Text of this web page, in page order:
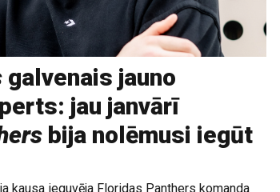
galvenais jauno
jau janvārī
bija nolēmusi iegūt
kausa ieguvēja Floridas Panthers komanda